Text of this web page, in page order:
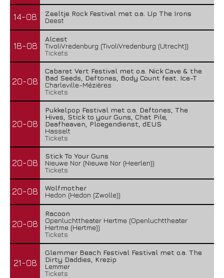
14-08
Zeeltje Rock Festival met o.a. Up The Irons
Deest
18-08
Alcest
TivoliVredenburg (TivoliVredenburg (Utrecht))
Tickets
20-08
Cabaret Vert Festival met o.a. Nick Cave & the
Bad Seeds, Deftones, Body Count feat. Ice-T
Charleville-Mézières
Tickets
20-08
Pukkelpop Festival met o.a. Deftones, The
Hives, Stick to your Guns, Chat Pile,
Deafheaven, Ploegendienst, dEUS
Hasselt
Tickets
20-08
Stick To Your Guns
Nieuwe Nor (Nieuwe Nor (Heerlen))
Tickets
20-08
Wolfmother
Hedon (Hedon (Zwolle))
20-08
Racoon
Openluchttheater Hertme (Openluchttheater
Hertme (Hertme))
Tickets
21-08
Glemmer Beach Festival Festival met o.a. The
Dirty Daddies, Krezip
Lemmer
Tickets